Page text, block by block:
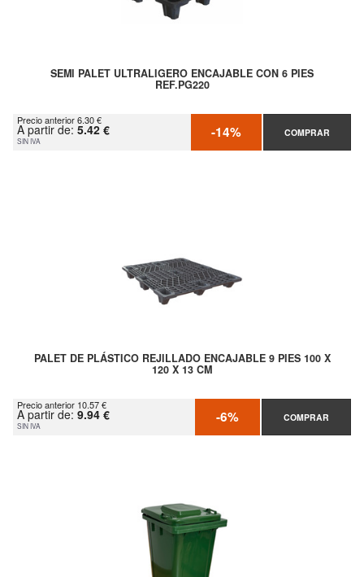
SEMI PALET ULTRALIGERO ENCAJABLE CON 6 PIES
REF.PG220
Precio anterior 6.30 €
A partir de: 5.42 €
SIN IVA -14% COMPRAR
PALET DE PLÁSTICO REJILLADO ENCAJABLE 9 PIES 100 X
120 X 13 CM
Precio anterior 10.57 €
A partir de: 9.94 €
SIN IVA -6% COMPRAR